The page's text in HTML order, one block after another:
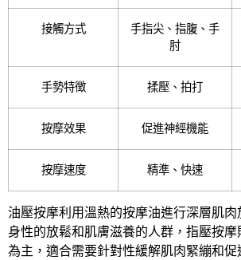
接觸方式
手指尖、指腹、手
肘
手勢特徴 揉壓、拍打
按摩效果 促進神經機能
按摩速度 精準、快速
油壓按摩利用溫熱的按摩油進行深層肌
身性的放鬆和肌膚滋養的人群，指壓按
為主，適合需要針對性緩解肌肉緊繃和促